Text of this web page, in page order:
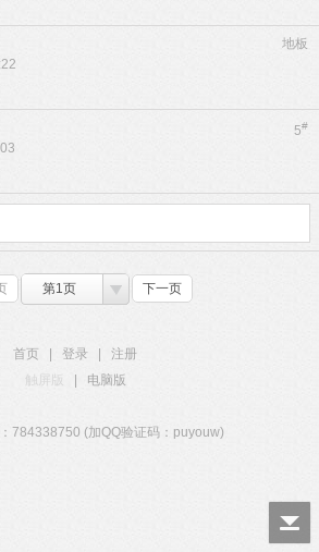
地板
5#
第1页 下一页
首页 登录
注册
触屏版
电脑版
784338750 (加QQ验证码：puyouw)